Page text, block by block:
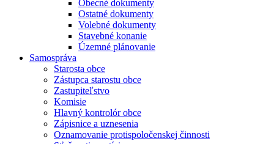
Obecné dokumenty
Ostatné dokumenty
Volebné dokumenty
Stavebné konanie
Územné plánovanie
Samospráva
Starosta obce
Zástupca starostu obce
Zastupiteľstvo
Komisie
Hlavný kontrolór obce
Zápisnice a uznesenia
Oznamovanie protispoločenskej činnosti